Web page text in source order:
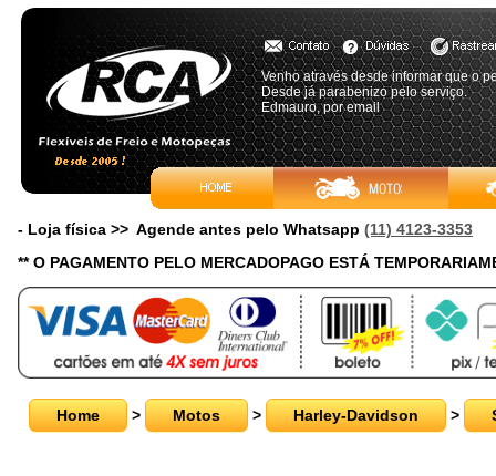
Venho através desde informar que o
Desde já parabenizo pelo serviço.
Edmauro, por email
- Loja física >> Agende antes pelo Whatsapp (11) 4123-3353
** O PAGAMENTO PELO MERCADOPAGO ESTÁ
Home > Motos > Harley-Davidson >